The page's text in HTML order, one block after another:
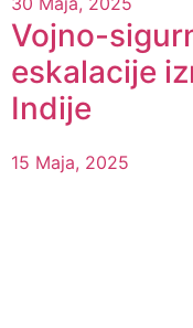
Vojno-
eskalacije
Indije
15 Maja, 2025